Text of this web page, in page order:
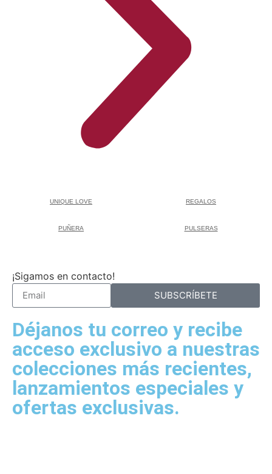
UNIQUE LOVE REGALOS
PUÑERA PULSERAS
¡Sigamos en contacto!
SUBSCRÍBETE
Déjanos tu correo y recibe
acceso exclusivo a nuestras
colecciones más recientes,
lanzamientos especiales y
ofertas exclusivas.